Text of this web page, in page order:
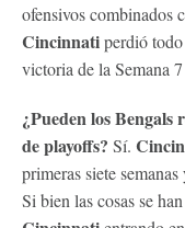
ofensivos combinados
Cincinnatiperdió
victoria de la Semana
¿Pueden losBengals
de playoffs? Sí.
primeras siete
Si bien las cosas se